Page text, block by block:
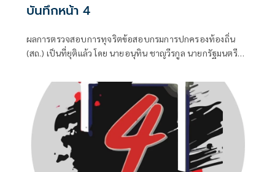
บันทึกหน้า 4
ผลการตรวจสอบการทุจริตข้อสอบกรมการปกครองท้องถิ่น
(สถ.) เป็นที่ยุติแล้ว โดย นายอนุทิน ชาญวีรกูล นายกรัฐมนตรี
อย่างที่ควรทำหมดแล้ว จบแล้ว